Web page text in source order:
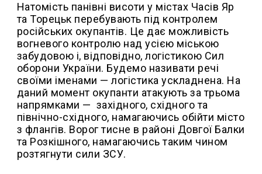
Натомість панівні висоти у містах Часів Яр
та Торецьк перебувають під контролем
російських окупантів. Це дає можливість
вогневого контролю над усією міською
забудовою і, відповідно, логістикою Сил
оборони України. Будемо називати речі
своїми іменами — логістика ускладнена. На
даний момент окупанти атакують за трьома
напрямками — західного, східного та
північно-східного, намагаючись обійти місто
з флангів. Ворог тисне в районі Довгої Балки
та Розкішного, намагаючись таким чином
розтягнути сили ЗСУ.